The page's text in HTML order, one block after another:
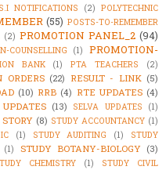
NOTIFICATIONS (2) POLYTECHNIC
(55) POSTS-TO-REMEMBER
(2) PROMOTION PANEL_2 (94)
COUNSELLING (1)
PROMOTION-
BANK (1) PTA TEACHERS
(2)
ORDERS (22) RESULT - LINK (5)
(10) RRB (4) RTE UPDATES (4)
(13) SELVA UPDATES
(1)
STORY (8) STUDY ACCOUNTANCY (1)
(1) STUDY AUDITING (1)
STUDY
(1) STUDY BOTANY-BIOLOGY (3)
CHEMISTRY (1)
STUDY CIVIL